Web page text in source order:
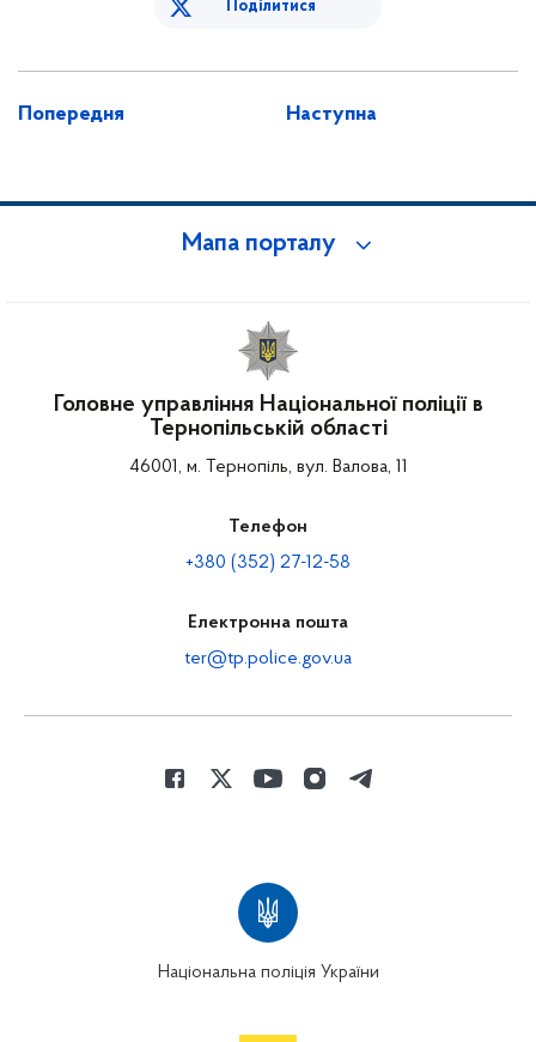
Поділитися
Попередня Наступна
Мапа порталу
Головне управління Національної поліції в
Тернопільській області
46001, м. Тернопіль, вул. Валова, 11
Телефон
+380 (352) 27-12-58
Електронна пошта
ter@tp.police.gov.ua
Національна поліція України